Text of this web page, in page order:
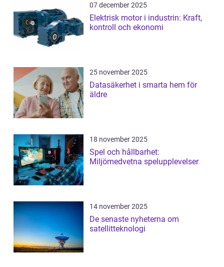
07 december 2025
Elektrisk motor i industrin: Kraft,
kontroll och ekonomi
25 november 2025
Datasäkerhet i smarta hem för
äldre
18 november 2025
Spel och hållbarhet:
Miljömedvetna spelupplevelser
14 november 2025
De senaste nyheterna om
satellitteknologi